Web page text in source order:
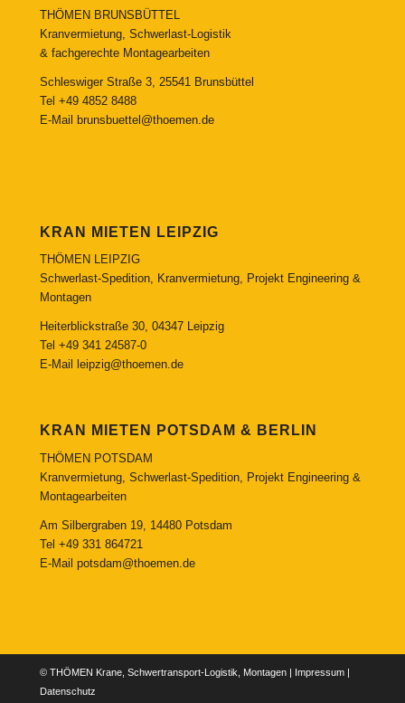
THÖMEN BRUNSBÜTTEL
Kranvermietung, Schwerlast-Logistik
& fachgerechte Montagearbeiten
Schleswiger Straße 3, 25541 Brunsbüttel
Tel +49 4852 8488
E-Mail
brunsbuettel@thoemen.de
KRAN MIETEN LEIPZIG
THÖMEN LEIPZIG
Schwerlast-Spedition, Kranvermietung, Projekt Engineering &
Montagen
Heiterblickstraße 30, 04347 Leipzig
Tel +49 341 24587-0
E-Mail
leipzig@thoemen.de
KRAN MIETEN POTSDAM & BERLIN
THÖMEN POTSDAM
Kranvermietung, Schwerlast-Spedition, Projekt Engineering &
Montagearbeiten
Am Silbergraben 19, 14480 Potsdam
Tel +49 331 864721
E-Mail potsdam@thoemen.de
© THÖMEN Krane, Schwertransport-Logistik, Montagen | Impressum|
Datenschutz